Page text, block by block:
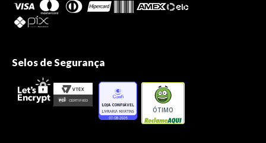
Selos de Segurança
ÓTIMO